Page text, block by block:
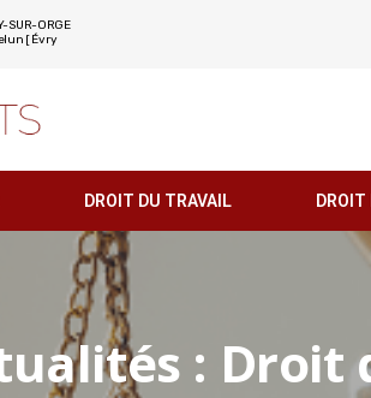
SUR-ORGE
[ Évry
DROIT DU TRAVAIL DROIT
: Droit